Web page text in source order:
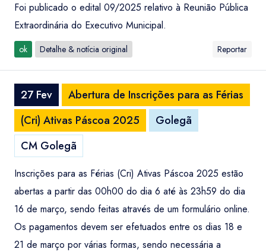
Foi publicado o edital 09/2025 relativo à Reunião Pública
Extraordinária do Executivo Municipal.
ok Detalhe & notícia original Reportar
27 Fev
Abertura de Inscrições para as Férias
(Cri) Ativas Páscoa 2025
Golegã
CM Golegã
Inscrições para as Férias (Cri) Ativas Páscoa 2025 estão
abertas a partir das 00h00 do dia 6 até às 23h59 do dia
16 de março, sendo feitas através de um formulário online.
Os pagamentos devem ser efetuados entre os dias 18 e
21 de março por várias formas, sendo necessária a